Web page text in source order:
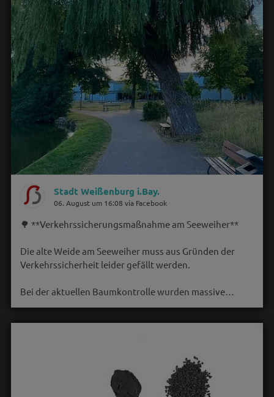
Stadt Weißenburg i.Bay.
06. August um 16:08 via Facebook
🌳 **Verkehrssicherungsmaßnahme am Seeweiher**
Die alte Weide am Seeweiher muss aus Gründen der
Verkehrssicherheit leider gefällt werden.
Bei der aktuellen Baumkontrolle wurden massive…